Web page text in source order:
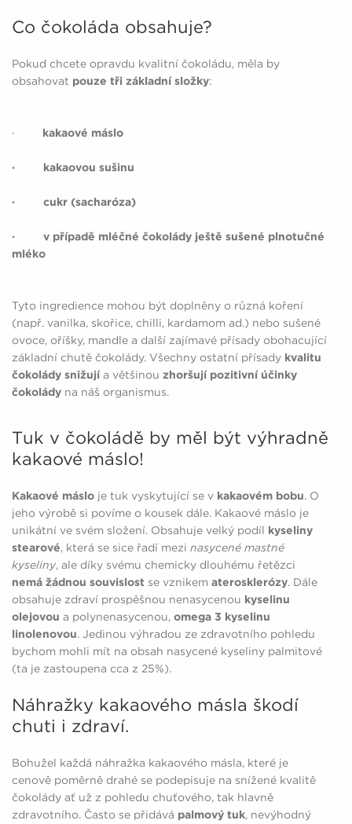
Co čokoláda obsahuje?
Pokud chcete opravdu kvalitní čokoládu, měla by
obsahovat pouze tři základní složky:
· kakaové máslo
· kakaovou sušinu
· cukr (sacharóza)
· v případě mléčné čokolády ještě sušené plnotučné
mléko
Tyto ingredience mohou být doplněny o různá koření
(např. vanilka, skořice, chilli, kardamom ad.) nebo sušené
ovoce, oříšky, mandle a další zajímavé přísady obohacující
základní chutě čokolády. Všechny ostatní přísady kvalitu
čokolády snižujía většinou zhoršují pozitivní účinky
čokolády na náš organismus.
Tuk v čokoládě by měl být výhradně
kakaové máslo!
Kakaové máslo je tuk vyskytující se v kakaovém bobu. O
jeho výrobě si povíme o kousek dále. Kakaové máslo je
unikátní ve svém složení. Obsahuje velký podíl kyseliny
stearové, která se sice řadí mezi nasycené mastné
kyseliny, ale díky svému chemicky dlouhému řetězci
nemá žádnou souvislost se vznikem aterosklerózy. Dále
obsahuje zdraví prospěšnou nenasycenou kyselinu
olejovou a polynenasycenou, omega 3 kyselinu
linolenovou. Jedinou výhradou ze zdravotního pohledu
bychom mohli mít na obsah nasycené kyseliny palmitové
(ta je zastoupena cca z 25%).
Náhražky kakaového másla škodí
chuti i zdraví.
Bohužel každá náhražka kakaového másla, které je
cenově poměrně drahé se podepisuje na snížené kvalitě
čokolády ať už z pohledu chuťového, tak hlavně
zdravotního. Často se přidává palmový tuk, nevýhodný